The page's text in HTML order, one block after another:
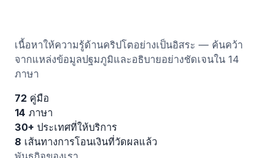
เนื้อหาให้ความรู้ด้านคริปโตอย่างเป็นอิสระ — ค้นคว้า
จากแหล่งข้อมูลปฐมภูมิและอธิบายอย่างชัดเจนใน 14
ภาษา
72 คู่มือ
14 ภาษา
30+ ประเทศที่ให้บริการ
8 เส้นทางการโอนเงินที่วัดผลแล้ว